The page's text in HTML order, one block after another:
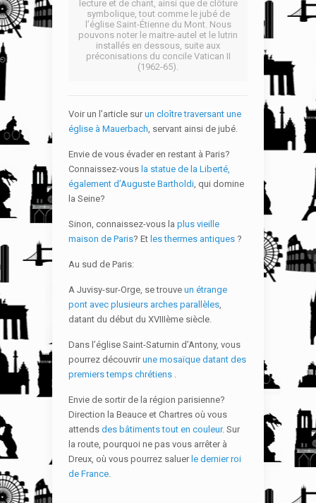
lecture et de chant, ainsi que de clôture
symbolique, tout comme le jubé de
l’église Saint-Étienne du Mont. Nous
pouvons noter le maitre-autel et le lutrin
installés en dessous, suite aux
préconisations du concile Vatican II
(1962-65).
Voir un l’article surun cloître traversant une
église à Mauerbach, servant ainsi de jubé.
Envie de vous évader en restant à Paris?
Connaissez-vous la statue de la Liberté,
également d’Auguste Bartholdi, qui domine
la Seine?
Sinon, connaissez-vous la plus vieille
maison de Paris? Et les thermes antiques ?
Au sud de Paris:
A Juvisy-sur-Orge, se trouve un étrange
pont avec plusieurs arches parallèles,
datant du début du XVIIIème siècle.
Dans l’église Saint-Saturnin d’Antony, vous
pourrez découvrirune mosaïque datant des
premiers temps chrétiens.
Envie de sortir de la région parisienne?
Direction la Beauce et Chartres où vous
attends des bâtiments tout en couleur. Sur
la route, pourquoi ne pas vous arrêter à
Dreux, où vous pourrez saluer le dernier roi
de France.